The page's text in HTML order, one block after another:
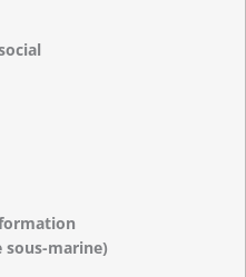
sous-marine)